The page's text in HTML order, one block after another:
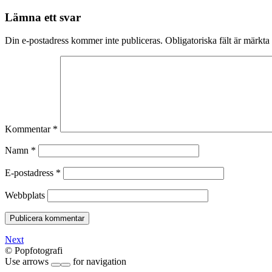
Lämna ett svar
Din e-postadress kommer inte publiceras. Obligatoriska fält är märkta
Kommentar *
Namn *
E-postadress *
Webbplats
Next
© Popfotografi
Use arrows
for navigation